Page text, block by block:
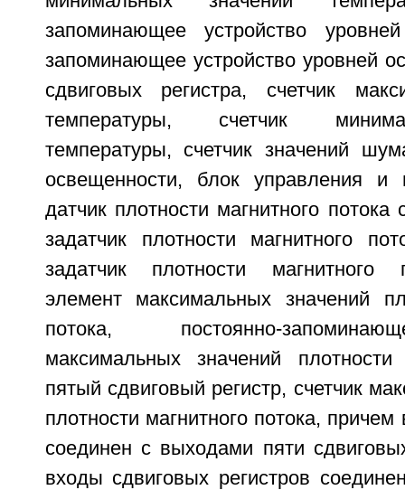
запоминающее устройство
запоминающее устройство уровней
сдвиговых регистра, счетчик
температуры, счетчик
температуры, счетчик значений
освещенности, блок управления и
датчик плотности магнитного потока
задатчик плотности магнитного
задатчик плотности магнитного
элемент максимальных значений
потока, постоянно-
максимальных значений плотности
пятый сдвиговый регистр, счетчик
плотности магнитного потока,
соединен с выходами пяти
входы сдвиговых регистров